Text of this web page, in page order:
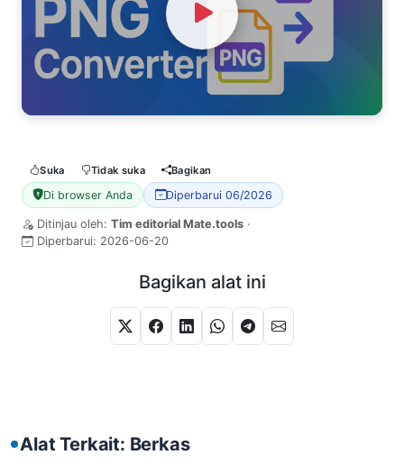
Watch Video
Suka Tidak suka Bagikan
Di browser Anda Diperbarui 06/2026
Ditinjau oleh: Tim editorial Mate.tools ·
Diperbarui: 2026-06-20
Bagikan alat ini
Alat Terkait: Berkas